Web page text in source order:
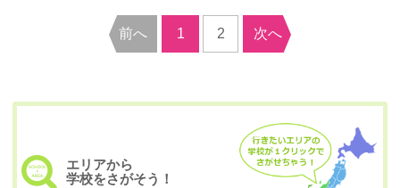
前へ 1 2 次へ
エリアから
学校をさがそう！